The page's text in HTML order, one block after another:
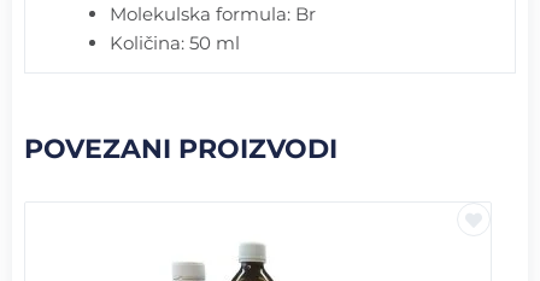
Molekulska formula: Br
Količina: 50 ml
POVEZANI PROIZVODI